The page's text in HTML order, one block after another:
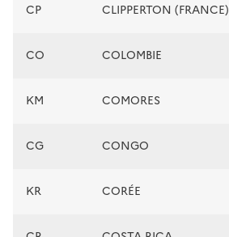
CP CLIPPERTON (FRANCE)
CO COLOMBIE
KM COMORES
CG CONGO
KR CORÉE